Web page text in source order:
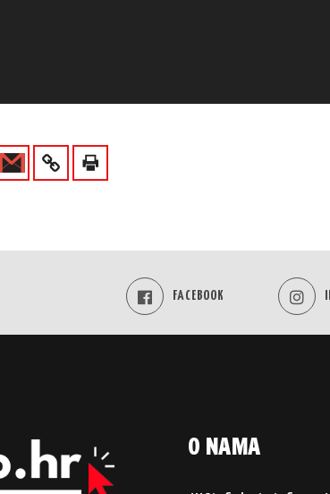
FACEBOOK
O NAMA